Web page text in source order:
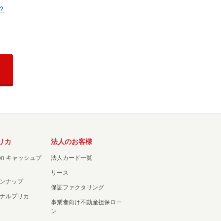
カ
キャッシュプ
ナップ
ルプリカ
法人のお客様
法人カード一覧
リース
保証ファクタリング
事業者向け不動産担保ロー
ン